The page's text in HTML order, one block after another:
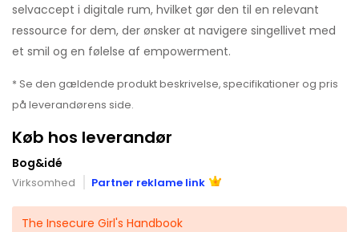
selvaccept i digitale rum, hvilket gør den til en relevant
ressource for dem, der ønsker at navigere singellivet med
et smil og en følelse af empowerment.
* Se den gældende produkt beskrivelse, specifikationer og pris
på leverandørens side.
Køb hos leverandør
Bog&idé
Virksomhed Partner reklame link
The Insecure Girl's Handbook